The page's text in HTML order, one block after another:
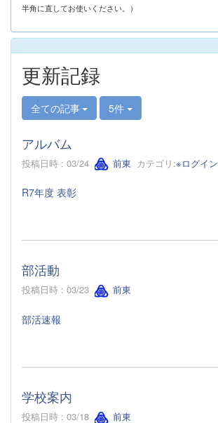
半角に直してお使いください。）
更新記録
全ての記事 5件
アルバム
投稿日時 : 03/24 前東 カテゴリ:※ログイン
R7年度 表彰
部活動
投稿日時 : 03/23 前東
部活速報
学校案内
投稿日時 : 03/18 前東